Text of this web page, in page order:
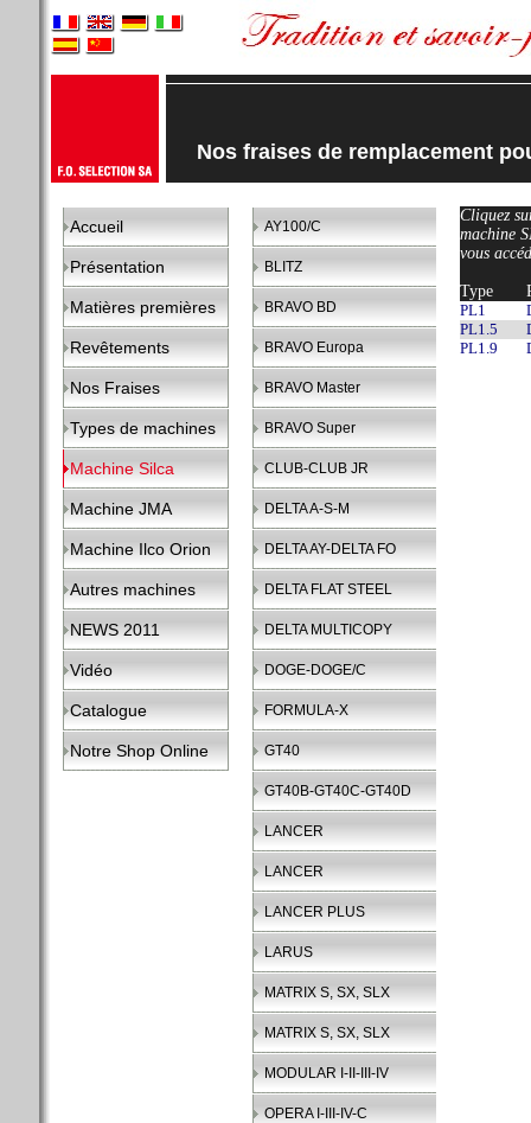
Nos fraises de remplacement
Accueil
Présentation
Matières premières
Revêtements
Nos Fraises
Types de machines
Machine Silca
Machine JMA
Machine Ilco Orion
Autres machines
NEWS 2011
Vidéo
Catalogue
Notre Shop Online
AY100/C
BLITZ
BRAVO BD
BRAVO Europa
BRAVO Master
BRAVO Super
CLUB-CLUB JR
DELTA A-S-M
DELTA AY-DELTA FO
DELTA FLAT STEEL
DELTA MULTICOPY
DOGE-DOGE/C
FORMULA-X
GT40
GT40B-GT40C-GT40D
LANCER
LANCER
LANCER PLUS
LARUS
MATRIX S, SX, SLX
MATRIX S, SX, SLX
MODULAR I-II-III-IV
OPERA I-III-IV-C
Cliquez
machine
vous
Type
PL1
PL1.5
PL1.9